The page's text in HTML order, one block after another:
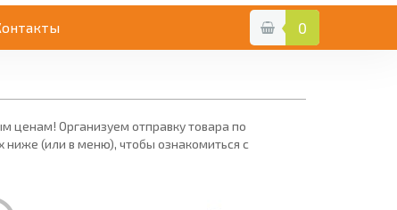
0
ценам! Организуем отправку товара по
(или в меню), чтобы ознакомиться с